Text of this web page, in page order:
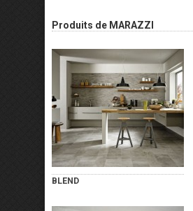
Produits de MARAZZI
BLEND